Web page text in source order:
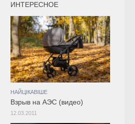
ИНТЕРЕСНОЕ
НАЙЦІКАВІШЕ
Взрыв на АЭС (видео)
12.03.2011